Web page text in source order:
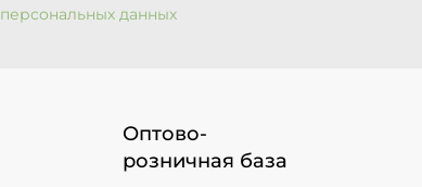
персональных данных
Оптово-
розничная база